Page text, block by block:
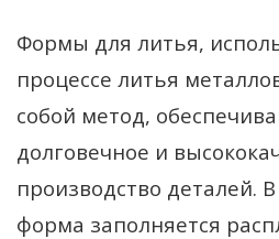
Формы для литья,
процессе литья
собой метод,
долговечное и
производство деталей.
форма заполняется